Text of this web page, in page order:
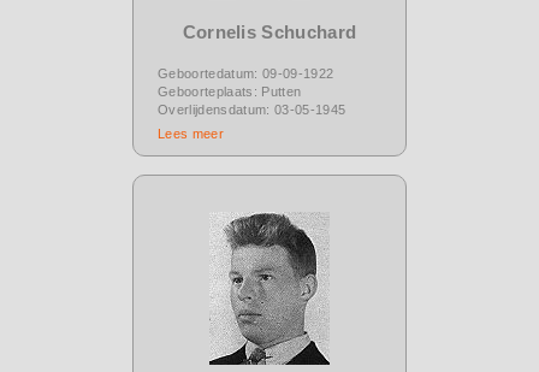
Cornelis Schuchard
Geboortedatum: 09-09-1922
Geboorteplaats: Putten
Overlijdensdatum: 03-05-1945
Lees meer